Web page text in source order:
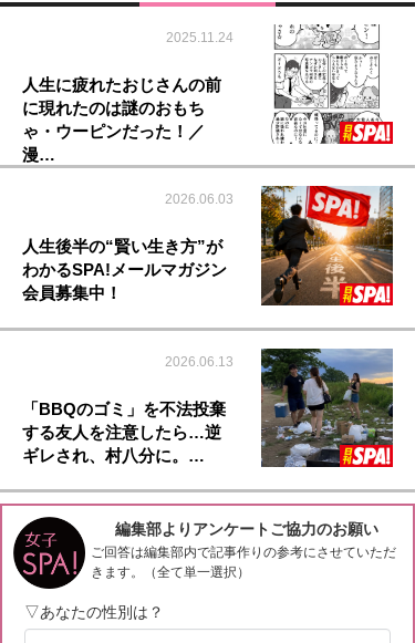
2025.11.24
人生に疲れたおじさんの前
に現れたのは謎のおもち
ゃ・ウーピンだった！／
漫…
2026.06.03
人生後半の“賢い生き方”が
わかるSPA!メールマガジン
会員募集中！
2026.06.13
「BBQのゴミ」を不法投棄
する友人を注意したら…逆
ギレされ、村八分に。…